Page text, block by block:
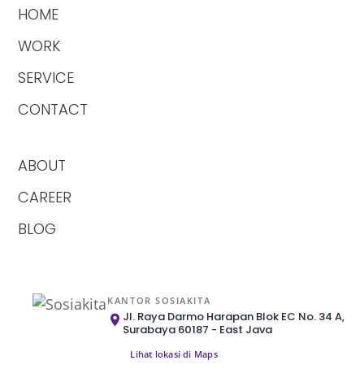
HOME
WORK
SERVICE
CONTACT
ABOUT
CAREER
BLOG
KANTOR SOSIAKITA
Jl. Raya Darmo Harapan Blok EC No. 34 A,
Surabaya 60187 - East Java
Lihat lokasi di Maps